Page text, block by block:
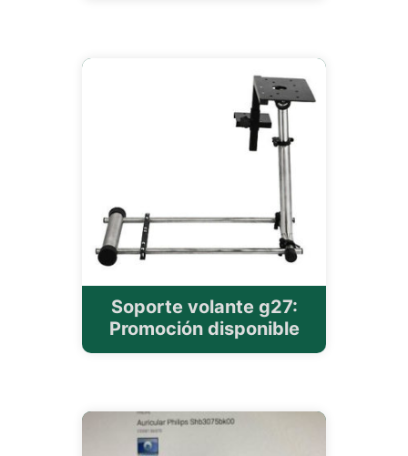
Soporte volante g27:
Promoción disponible